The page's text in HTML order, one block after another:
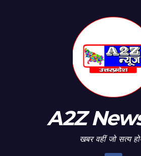
A2Z
खबर वहीं जो सत्य